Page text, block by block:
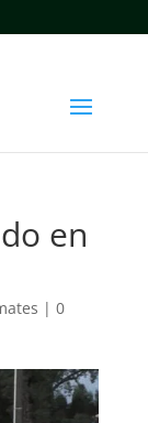
en
| 0